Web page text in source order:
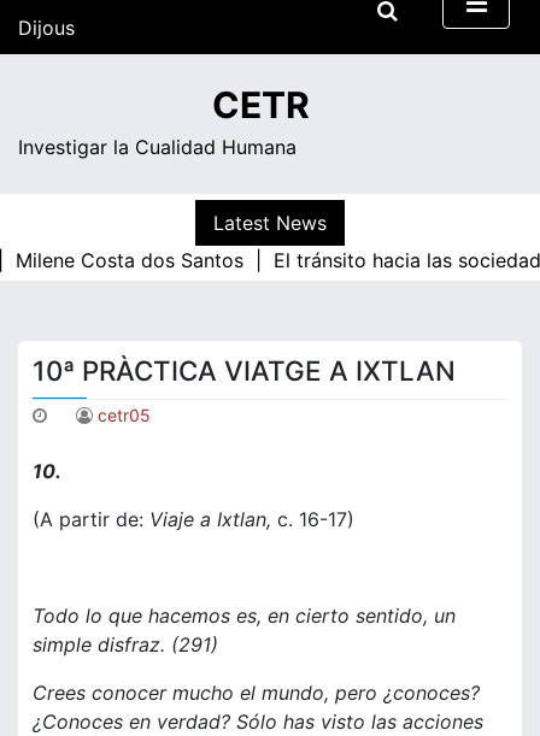
Dijous
CETR
Investigar la Cualidad Humana
Latest News
Milene Costa dos Santos | El tránsito hacia las
10ª PRÀCTICA VIATGE A IXTLAN
cetr05
10.
(A partir de: Viaje a Ixtlan, c. 16-17)
Todo lo que hacemos es, en cierto sentido, un
simple disfraz. (291)
Crees conocer mucho el mundo, pero ¿conoces?
¿Conoces en verdad? Sólo has visto las acciones